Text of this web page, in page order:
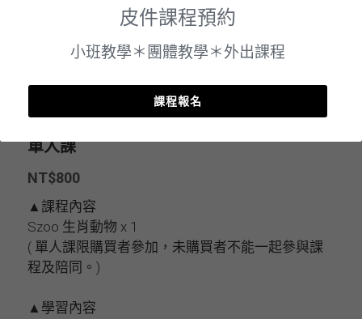
單人課
NT$800
▲課程內容
Szoo 生肖動物 x 1
( 單人課限購買者參加，未購買者不能一起參與課
程及陪同。)
▲學習內容
皮件課程預約
小班教學＊團體教學＊外出課程
課程報名